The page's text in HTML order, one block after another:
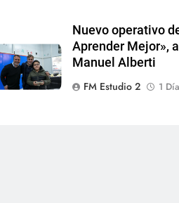
Nuevo operativo
Aprender Mejor»,
Manuel Alberti
FM Estudio 2
1